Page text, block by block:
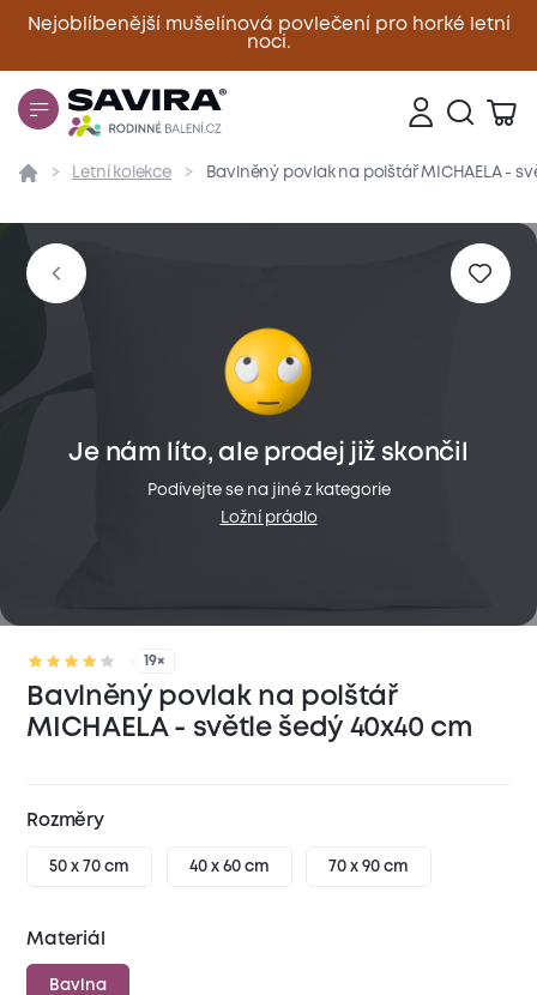
Nejoblíbenější mušelínová povlečení pro horké letní
noci.
Zavřít
Přehled Parametry Popis produktu Materiál
Letní kolekce Bavlněný povlak na polštář MICHAELA -
19×
Bavlněný povlak na polštář
MICHAELA - světle šedý 40x40 cm
Rozměry
50 x 70 cm 40 x 60 cm 70 x 90 cm
Materiál
Bavlna
Je nám líto, ale prodej již skončil
Podívejte se na jiné z kategorie
Ložní prádlo